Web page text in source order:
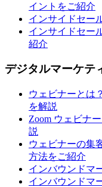
イントをご紹介
インサイドセー
インサイドセー
紹介
デジタルマーケテ
ウェビナーとは
を解説
Zoom ウェビナ
説
ウェビナーの集
方法をご紹介
インバウンドマ
インバウンドマ